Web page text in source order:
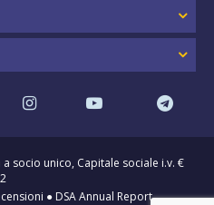
socio unico, Capitale sociale i.v. €
● DSA Annual Report